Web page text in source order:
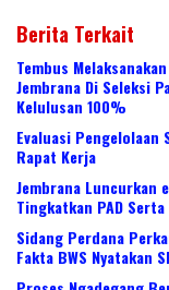
Berita Terkait
Tembus
Jembrana Di Seleksi
Kelulusan 100%
Evaluasi Pengelolaan
Rapat Kerja
Jembrana Luncurkan
Tingkatkan PAD
Sidang Perdana
Fakta BWS Nyatakan